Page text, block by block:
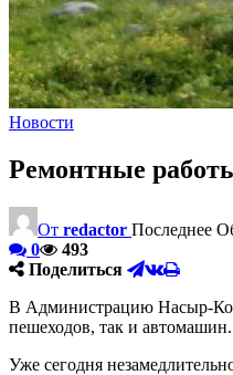
Новости
Ремонтные
От redactor Последнее
0
493
Поделиться
В Администрацию Насыр-
пешеходов, так и автомашин.
Уже сегодня